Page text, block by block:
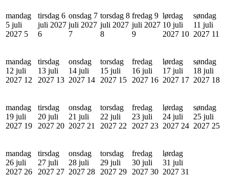
mandag
5 juli
2027 5
tirsdag 6
juli 2027
6
onsdag 7
juli 2027
7
torsdag 8
juli 2027
8
fredag 9
juli 2027
9
lørdag
10 juli
2027 10
søndag
11 juli
2027 11
mandag
12 juli
2027 12
tirsdag
13 juli
2027 13
onsdag
14 juli
2027 14
torsdag
15 juli
2027 15
fredag
16 juli
2027 16
lørdag
17 juli
2027 17
søndag
18 juli
2027 18
mandag
19 juli
2027 19
tirsdag
20 juli
2027 20
onsdag
21 juli
2027 21
torsdag
22 juli
2027 22
fredag
23 juli
2027 23
lørdag
24 juli
2027 24
søndag
25 juli
2027 25
mandag
26 juli
2027 26
tirsdag
27 juli
2027 27
onsdag
28 juli
2027 28
torsdag
29 juli
2027 29
fredag
30 juli
2027 30
lørdag
31 juli
2027 31